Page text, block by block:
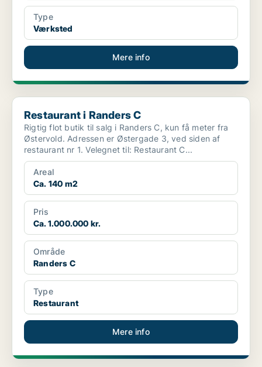
Type
Værksted
Mere info
Restaurant i Randers C
Restaurant i Randers C
Rigtig flot butik til salg i Randers C, kun få meter fra
Østervold. Adressen er Østergade 3, ved siden af
restaurant nr 1. Velegnet til: Restaurant C...
Areal
Ca. 140 m2
Pris
Ca. 1.000.000 kr.
Område
Randers C
Type
Restaurant
Mere info